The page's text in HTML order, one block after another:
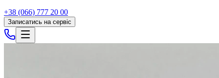
+38 (066) 777 20 00
Записатись на сервіс